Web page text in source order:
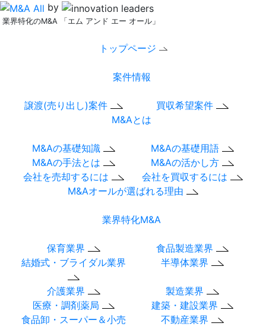
by
業界特化のM&A 「エム アンド エー オール」
トップページ
案件情報
譲渡(売り出し)案件
買収希望案件
M&Aとは
M&Aの基礎知識
M&Aの基礎用語
M&Aの手法とは
M&Aの活かし方
会社を売却するには
会社を買収するには
M&Aオールが選ばれる理由
業界特化M&A
保育業界
食品製造業界
結婚式・ブライダル業界
半導体業界
介護業界
製造業界
医療・調剤薬局
建築・建設業界
食品卸・スーパー＆小売
不動産業界